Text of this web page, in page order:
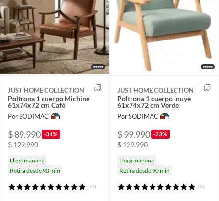
JUST HOME COLLECTION
Poltrona 1 cuerpo Michine
61x74x72 cm Café
Por SODIMAC
$ 89.990 -31%
$ 129.990
Llega mañana
Retira desde 90 min
(21)
JUST HOME COLLECTION
Poltrona 1 cuerpo Inuye
61x74x72 cm Verde
Por SODIMAC
$ 99.990 -23%
$ 129.990
Llega mañana
Retira desde 90 min
(16)